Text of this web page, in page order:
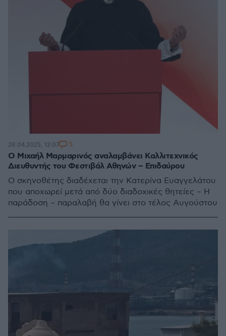
Ο Μιχαήλ Μαρμαρινός αναλαμβάνει Καλλιτεχνικός
Διευθυντής του Φεστιβάλ Αθηνών – Επιδαύρου
Ο σκηνοθέτης διαδέχεται την Κατερίνα Ευαγγελάτου
που αποχωρεί μετά από δύο διαδοχικές θητείες – Η
παράδοση – παραλαβή θα γίνει στο τέλος Αυγούστου
28.04.2025, 12:07 5